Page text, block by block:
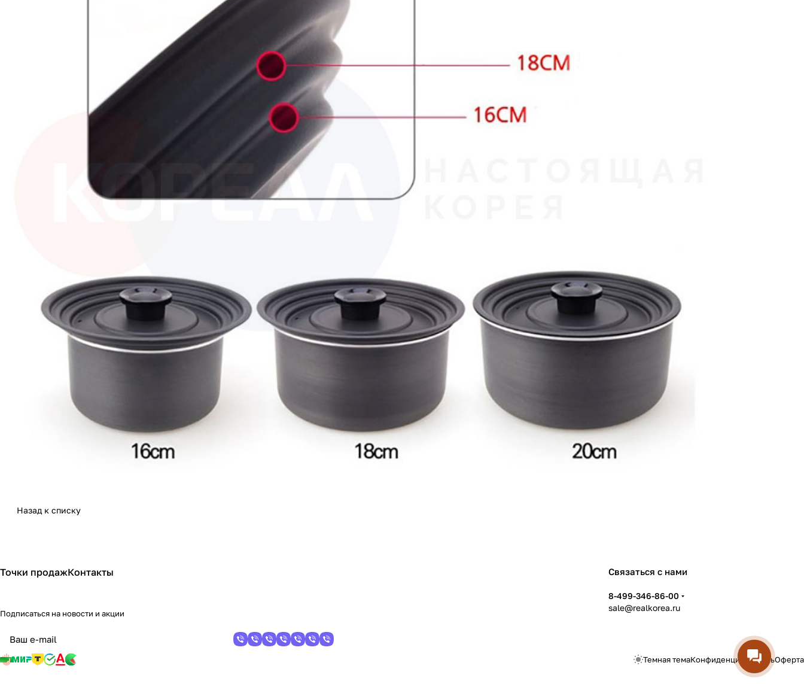
Назад к списку
Точки продажКонтакты
Подписаться на новости и акции
Связаться с нами
8-499-346-86-00
sale@realkorea.ru
Темная темаКонфиденциальностьОферта